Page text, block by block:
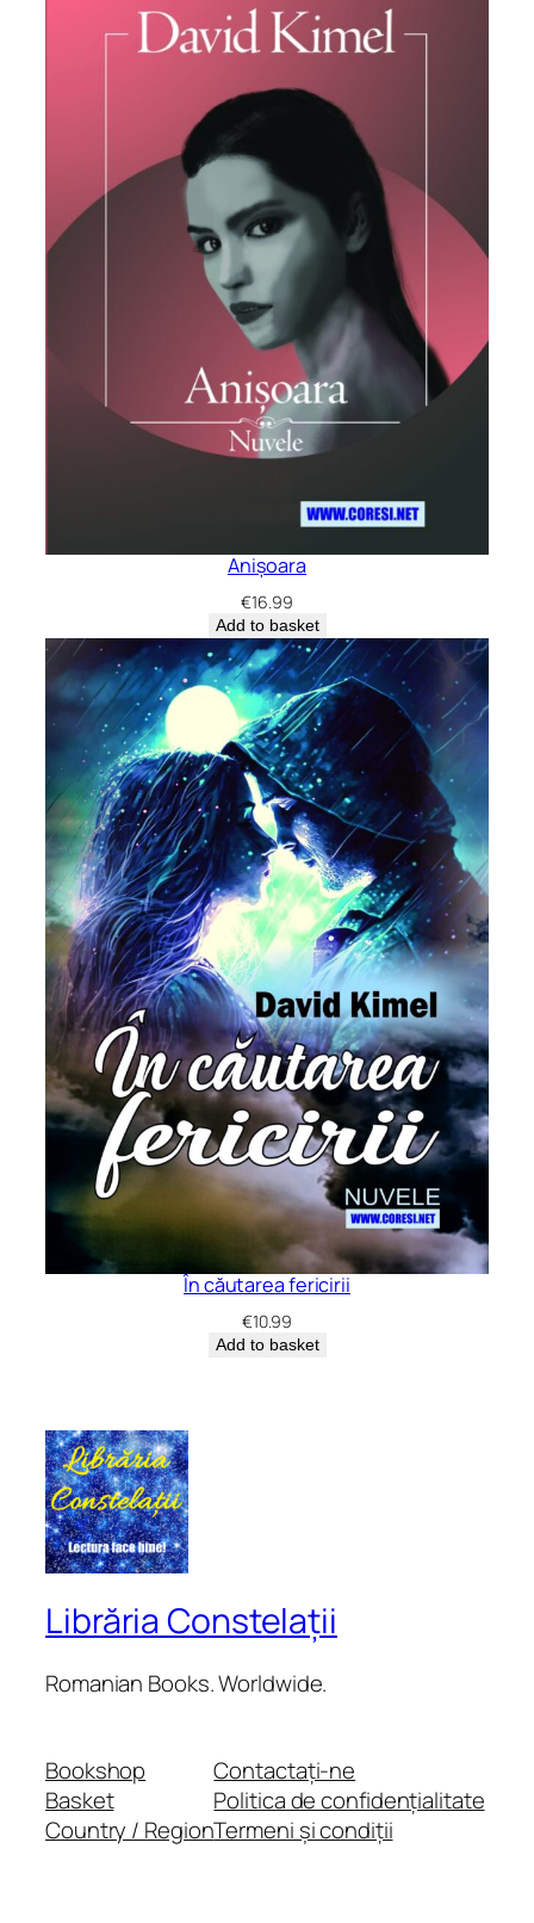
Anișoara
€16.99
Add to basket
În căutarea fericirii
€10.99
Add to basket
Librăria Constelații
Romanian Books. Worldwide.
Bookshop
Basket
Country / Region
Contactați-ne
Politica de confidențialitate
Termeni și condiții